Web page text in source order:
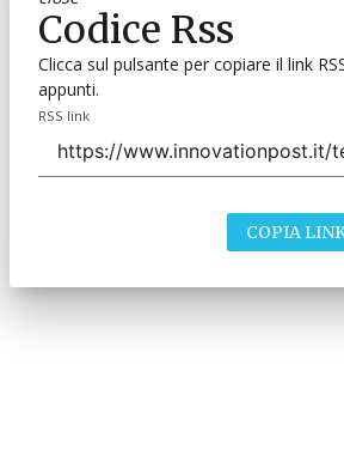
Codice Rss
Clicca sul pulsante per copiare il link
appunti.
RSS link
COPIA